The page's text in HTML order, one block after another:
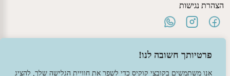
פרטיותך חשובה לנו!
אנו משתמשים בקובצי קוקיס כדי לשפר את חוויית הגלישה שלך, להציג
הצהרת נגישות